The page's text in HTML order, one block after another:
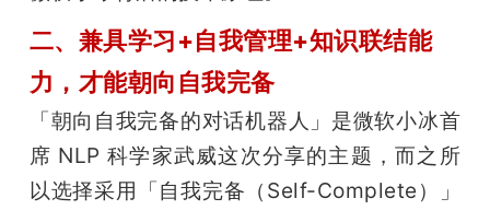
二、兼具学习+自我管理+知识联结能
力，才能朝向自我完备
「朝向自我完备的对话机器人」是微软小冰首
席 NLP 科学家武威这次分享的主题，而之所
以选择采用「自我完备（Self-Complete）」